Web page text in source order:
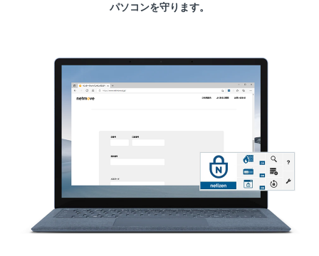
パソコンを守ります。